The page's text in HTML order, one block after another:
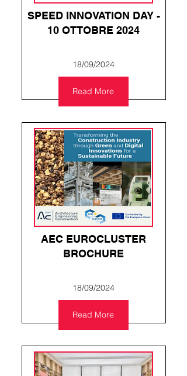
SPEED INNOVATION DAY -
10 OTTOBRE 2024
18/09/2024
Read More
AEC EUROCLUSTER
BROCHURE
18/09/2024
Read More